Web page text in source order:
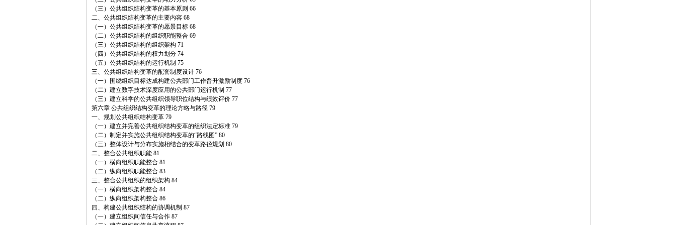
（三）公共组织结构变革的基本原则 66
二、公共组织结构变革的主要内容 68
（一）公共组织结构变革的愿景目标 68
（二）公共组织结构的组织职能整合 69
（三）公共组织结构的组织架构 71
（四）公共组织结构的权力划分 74
（五）公共组织结构的运行机制 75
三、公共组织结构变革的配套制度设计 76
（一）围绕组织目标达成构建公共部门工作晋升激励制度 76
（二）建立数字技术深度应用的公共部门运行机制 77
（三）建立科学的公共组织领导职位结构与绩效评价 77
第六章 公共组织结构变革的理论方略与路径 79
一、规划公共组织结构变革 79
（一）建立并完善公共组织结构变革的组织法定标准 79
（二）制定并实施公共组织结构变革的“路线图” 80
（三）整体设计与分布实施相结合的变革路径规划 80
二、整合公共组织职能 81
（一）横向组织职能整合 81
（二）纵向组织职能整合 83
三、整合公共组织的组织架构 84
（一）横向组织架构整合 84
（二）纵向组织架构整合 86
四、构建公共组织结构的协调机制 87
（一）建立组织间信任与合作 87